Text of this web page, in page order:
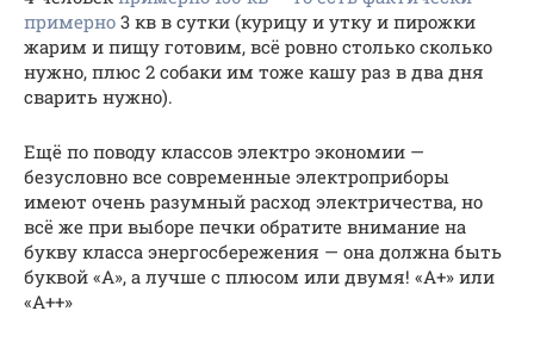
примерно 3 кв в сутки (курицу и утку и пирожки
жарим и пищу готовим, всё ровно столько сколько
нужно, плюс 2 собаки им тоже кашу раз в два дня
сварить нужно).
Ещё по поводу классов электро экономии —
безусловно все современные электроприборы
имеют очень разумный расход электричества, но
всё же при выборе печки обратите внимание на
букву класса энергосбережения — она должна быть
буквой «А», а лучше с плюсом или двумя! «А+» или
«А++»